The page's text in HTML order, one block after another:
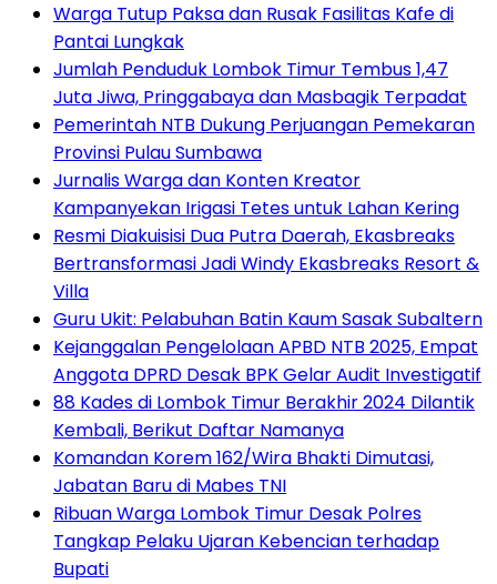
Warga Tutup Paksa dan Rusak Fasilitas Kafe di
Pantai Lungkak
Jumlah Penduduk Lombok Timur Tembus 1,47
Juta Jiwa, Pringgabaya dan Masbagik Terpadat
Pemerintah NTB Dukung Perjuangan Pemekaran
Provinsi Pulau Sumbawa
Jurnalis Warga dan Konten Kreator
Kampanyekan Irigasi Tetes untuk Lahan Kering
Resmi Diakuisisi Dua Putra Daerah, Ekasbreaks
Bertransformasi Jadi Windy Ekasbreaks Resort &
Villa
Guru Ukit: Pelabuhan Batin Kaum Sasak Subaltern
Kejanggalan Pengelolaan APBD NTB 2025, Empat
Anggota DPRD Desak BPK Gelar Audit Investigatif
88 Kades di Lombok Timur Berakhir 2024 Dilantik
Kembali, Berikut Daftar Namanya
Komandan Korem 162/Wira Bhakti Dimutasi,
Jabatan Baru di Mabes TNI
Ribuan Warga Lombok Timur Desak Polres
Tangkap Pelaku Ujaran Kebencian terhadap
Bupati